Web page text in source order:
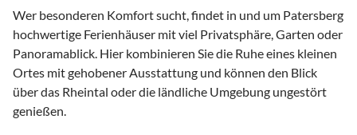
Wer besonderen Komfort sucht, findet in und um Patersberg
hochwertige Ferienhäuser mit viel Privatsphäre, Garten oder
Panoramablick. Hier kombinieren Sie die Ruhe eines kleinen
Ortes mit gehobener Ausstattung und können den Blick
über das Rheintal oder die ländliche Umgebung ungestört
genießen.